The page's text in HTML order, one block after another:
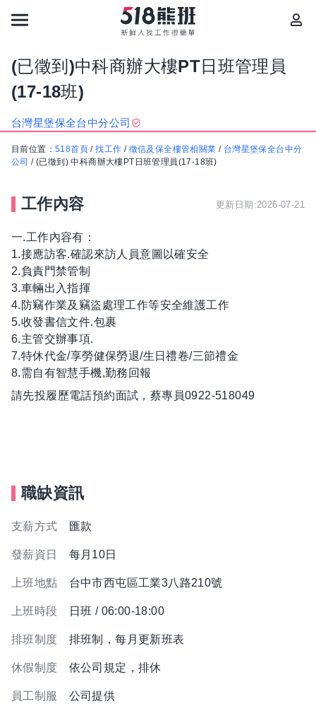
(已徵到)中科商辦大樓PT日班管理員
(17-18班)
台灣星堡保全台中分公司
目前位置： 518首頁 /找工作 / 徵信及保全樓管相關業 / 台灣星堡保全台中分
公司 /(已徵到) 中科商辦大樓PT日班管理員(17-18班)
工作內容 更新日期:2026-07-21
一.工作內容有：
1.接應訪客.確認來訪人員意圖以確安全
2.負責門禁管制
3.車輛出入指揮
4.防竊作業及竊盜處理工作等安全維護工作
5.收發書信文件.包裹
6.主管交辦事項.
7.特休代金/享勞健保勞退/生日禮卷/三節禮金
8.需自有智慧手機,勤務回報
請先投履歷電話預約面試，蔡專員0922-518049
職缺資訊
支薪方式 匯款
發薪資日 每月10日
上班地點 台中市西屯區工業3八路210號
上班時段 日班 / 06:00-18:00
排班制度 排班制，每月更新班表
休假制度 依公司規定，排休
員工制服 公司提供